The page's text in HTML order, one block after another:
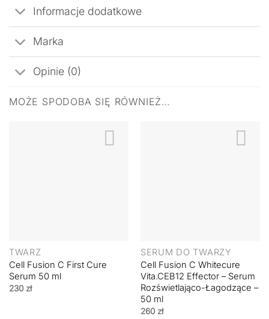
Informacje dodatkowe
Marka
Opinie (0)
MOŻE SPODOBA SIĘ RÓWNIEŻ…
TWARZ
Cell Fusion C First Cure
Serum 50 ml
230 zł
SERUM DO TWARZY
Cell Fusion C Whitecure
Vita.CEB12 Effector – Serum
Rozświetlająco-Łagodzące –
50 ml
260 zł